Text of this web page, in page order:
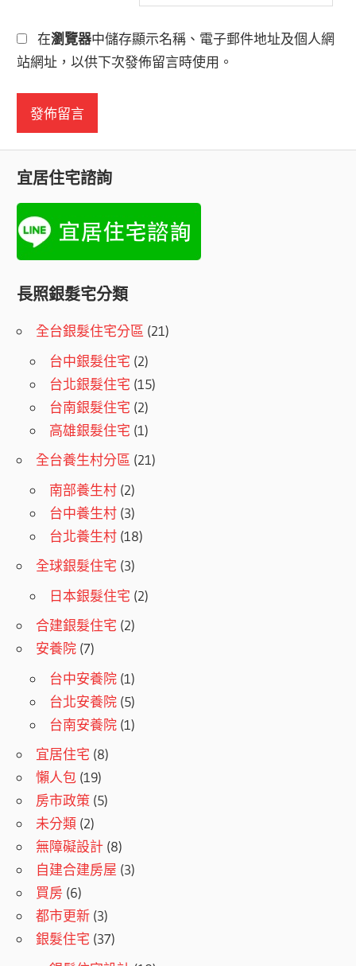
在瀏覽器中儲存顯示名稱、電子郵件地址及個人網
站網址，以供下次發佈留言時使用。
宜居住宅諮詢
長照銀髮宅分類
全台銀髮住宅分區 (21)
台中銀髮住宅 (2)
台北銀髮住宅 (15)
台南銀髮住宅 (2)
高雄銀髮住宅 (1)
全台養生村分區 (21)
南部養生村 (2)
台中養生村 (3)
台北養生村 (18)
全球銀髮住宅 (3)
日本銀髮住宅 (2)
合建銀髮住宅 (2)
安養院 (7)
台中安養院 (1)
台北安養院 (5)
台南安養院 (1)
宜居住宅 (8)
懶人包 (19)
房市政策 (5)
未分類 (2)
無障礙設計 (8)
自建合建房屋 (3)
買房 (6)
都市更新 (3)
銀髮住宅 (37)